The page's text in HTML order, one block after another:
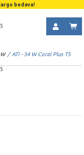
bedava!
ATI - 54 W Coral Plus T5